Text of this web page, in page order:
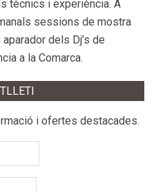
tècnics i experiència. A
sessions de mostra
dels Dj’s de
a la Comarca.
i ofertes destacades.